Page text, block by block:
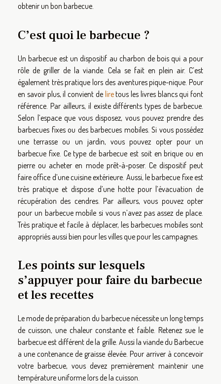
obtenir un bon barbecue.
C’est quoi le barbecue ?
Un barbecue est un dispositif au charbon de bois qui a pour
rôle de griller de la viande. Cela se fait en plein air. C’est
également très pratique lors des aventures pique-nique. Pour
en savoir plus, il convient de liretous les livres blancs qui font
référence. Par ailleurs, il existe différents types de barbecue.
Selon l’espace que vous disposez, vous pouvez prendre des
barbecues fixes ou des barbecues mobiles. Si vous possédez
une terrasse ou un jardin, vous pouvez opter pour un
barbecue fixe. Ce type de barbecue est soit en brique ou en
pierre ou acheter en mode prêt-à-poser. Ce dispositif peut
faire office d’une cuisine extérieure. Aussi, le barbecue fixe est
très pratique et dispose d’une hotte pour l’évacuation de
récupération des cendres. Par ailleurs, vous pouvez opter
pour un barbecue mobile si vous n’avez pas assez de place.
Très pratique et facile à déplacer, les barbecues mobiles sont
appropriés aussi bien pour les villes que pour les campagnes.
Les points sur lesquels
s’appuyer pour faire du barbecue
et les recettes
Le mode de préparation du barbecue nécessite un long temps
de cuisson, une chaleur constante et faible. Retenez sue le
barbecue est différent de la grille. Aussi la viande du Barbecue
a une contenance de graisse élevée. Pour arriver à concevoir
votre barbecue, vous devez premièrement maintenir une
température uniforme lors de la cuisson.